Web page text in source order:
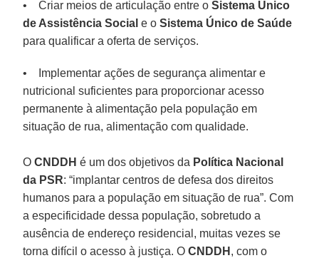
• Criar meios de articulação entre oSistema Único
de Assistência Social e oSistema Único de Saúde
para qualificar a oferta de serviços.
• Implementar ações de segurança alimentar e
nutricional suficientes para proporcionar acesso
permanente à alimentação pela população em
situação de rua, alimentação com qualidade.
OCNDDHé um dos objetivos da Política Nacional
da PSR: “implantar centros de defesa dos direitos
humanos para a população em situação de rua”. Com
a especificidade dessa população, sobretudo a
ausência de endereço residencial, muitas vezes se
torna difícil o acesso à justiça. OCNDDH , com o